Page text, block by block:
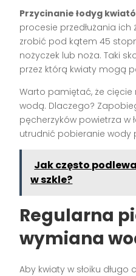
Przycinanie łodyg
procesie przedłużania ich
zrobić pod kątem 45
nożyczek lub noża. Taki
przez którą kwiaty mogą
Warto pamiętać, że
wodą. Dlaczego?
pęcherzyków powietrza w
utrudnić pobieranie wody
Jak często
w szkle?
Regularna
wymiana
Aby kwiaty w słoiku długo